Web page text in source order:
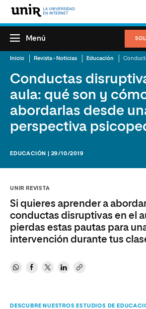
Menú
Inicio Revista - Noticias Educación
Conductas
aula: qué son y
abordarlas desde
perspectiva
EDUCACIÓN | 29/10/2019
UNIR REVISTA
Si quieres aprender a
conductas disruptivas en el
pierdas estas pautas para
intervención durante tus
DESCUBRE NUESTROS ESTUDIOS DE